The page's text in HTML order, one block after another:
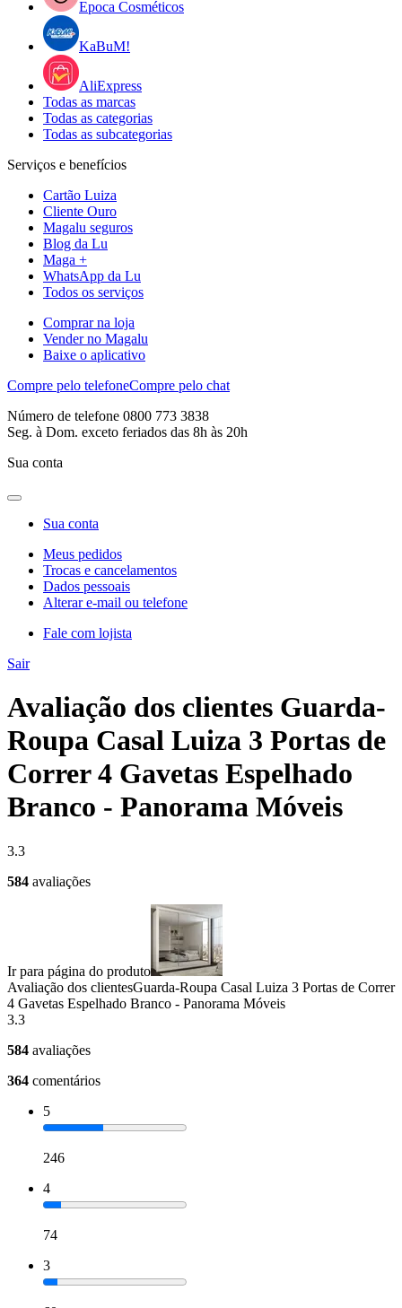
Epoca Cosméticos
KaBuM!
AliExpress
Todas as marcas
Todas as categorias
Todas as subcategorias
Serviços e benefícios
Cartão Luiza
Cliente Ouro
Magalu seguros
Blog da Lu
Maga +
WhatsApp da Lu
Todos os serviços
Comprar na loja
Vender no Magalu
Baixe o aplicativo
Compre pelo telefoneCompre pelo chat
Número de telefone 0800 773 3838
Seg. à Dom. exceto feriados das 8h às 20h
Sua conta
Sua conta
Meus pedidos
Trocas e cancelamentos
Dados pessoais
Alterar e-mail ou telefone
Fale com lojista
Sair
Avaliação dos clientes Guarda-
Roupa Casal Luiza 3 Portas de
Correr 4 Gavetas Espelhado
Branco - Panorama Móveis
3.3
584 avaliações
Ir para página do produto
Avaliação dos clientesGuarda-Roupa Casal Luiza 3 Portas de Correr
4 Gavetas Espelhado Branco - Panorama Móveis
3.3
584 avaliações
364 comentários
5
246
4
74
3